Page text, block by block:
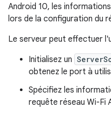
Android 10, les
lors de la configuration du
Le serveur peut effectuer
Initialisez un
obtenez le port à
Spécifiez les
requête réseau Wi-Fi